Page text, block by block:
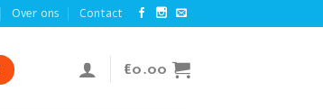
Over ons Contact
€0.00